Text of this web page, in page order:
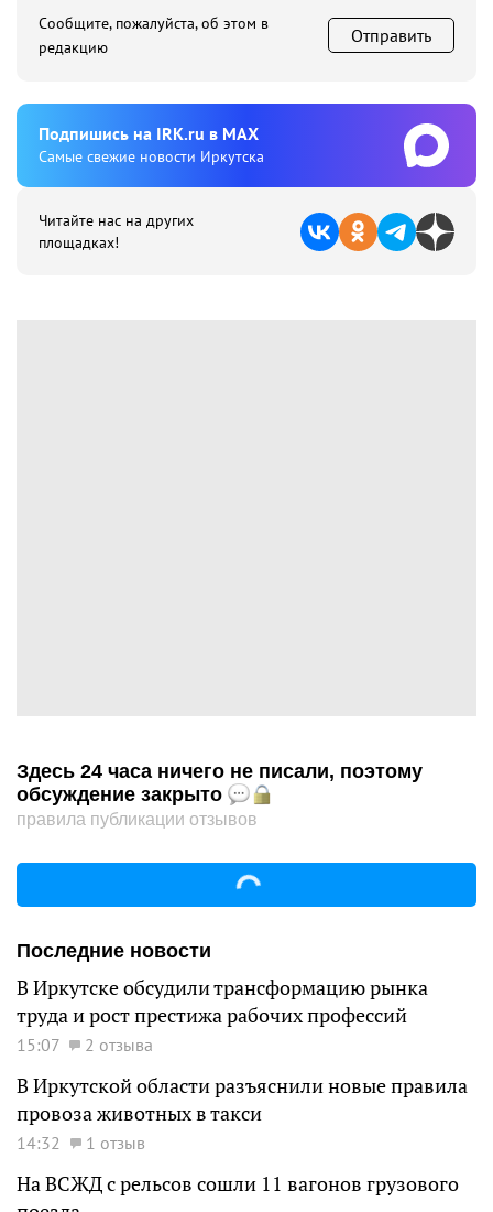
Сообщите, пожалуйста, об этом в
редакцию
Отправить
Подпишиcь на IRK.ru в MAX
Cамые свежие новости Иркутска
Читайте нас на других
площадках!
Здесь 24 часа ничего не писали, поэтому
обсуждение закрыто
правила публикации отзывов
Последние новости
В Иркутске обсудили трансформацию рынка
труда и рост престижа рабочих профессий
15:07 2 отзыва
В Иркутской области разъяснили новые правила
провоза животных в такси
14:32 1 отзыв
На ВСЖД с рельсов сошли 11 вагонов грузового